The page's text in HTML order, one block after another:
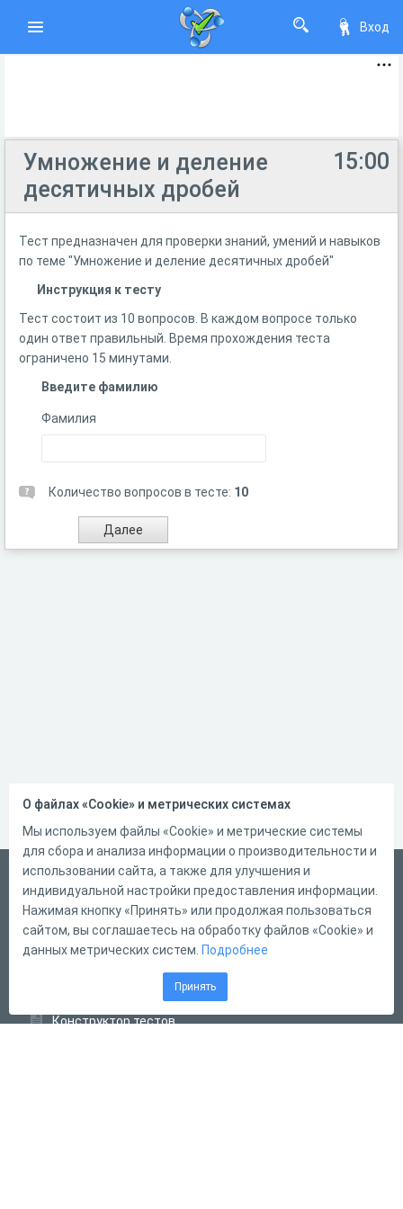
Вход
15:00
Умножение и деление
десятичных дробей
Тест предназначен для проверки знаний, умений и навыков
по теме "Умножение и деление десятичных дробей"
Инструкция к тесту
Тест состоит из 10 вопросов. В каждом вопросе только
один ответ правильный. Время прохождения теста
ограничено 15 минутами.
Введите фамилию
Фамилия
Количество вопросов в тесте: 10
Русский
Справка
Форма обратной связи
Конструктор тестов
О файлах «Cookie» и метрических системах
Мы используем файлы «Cookie» и метрические системы
для сбора и анализа информации о производительности и
использовании сайта, а также для улучшения и
индивидуальной настройки предоставления информации.
Нажимая кнопку «Принять» или продолжая пользоваться
сайтом, вы соглашаетесь на обработку файлов «Cookie» и
данных метрических систем. Подробнее
Принять